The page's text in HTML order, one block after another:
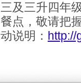
三及三升四年
餐点，敬请把
动说明： http://